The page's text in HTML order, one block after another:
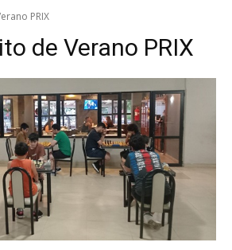
PRIX
de Verano PRIX